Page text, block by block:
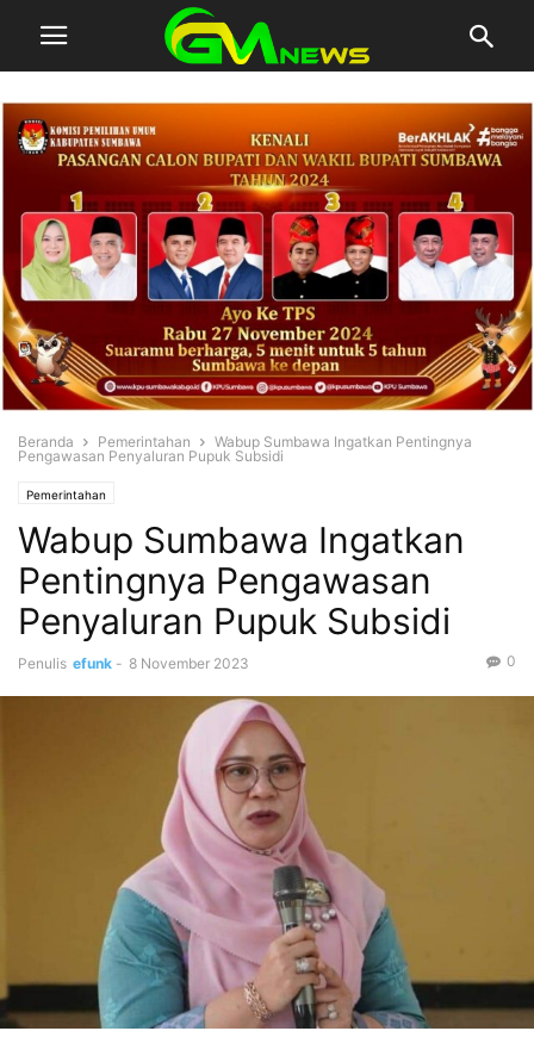
Beranda Pemerintahan
Wabup Sumbawa Ingatkan Pentingnya
Pengawasan Penyaluran Pupuk Subsidi
Pemerintahan
Wabup Sumbawa Ingatkan
Pentingnya Pengawasan
Penyaluran Pupuk Subsidi
Penulis efunk - 8 November 2023 0